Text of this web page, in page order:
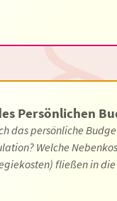
Persönlichen
das persönliche
Welche
fließen in